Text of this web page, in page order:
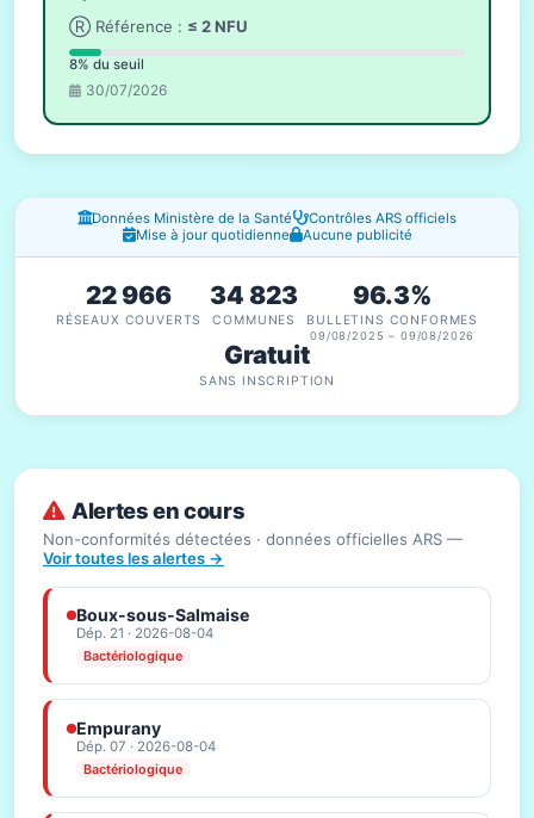
Ⓡ Référence : ≤ 2 NFU
8% du seuil
30/07/2026
Fenêtres d'information
Données Ministère de la Santé
Contrôles ARS officiels
Mise à jour quotidienne
Aucune publicité
22 966
RÉSEAUX COUVERTS
34 823
COMMUNES
96.3%
BULLETINS CONFORMES
09/08/2025 – 09/08/2026
Gratuit
SANS INSCRIPTION
Alertes en cours
Non-conformités détectées · données officielles ARS —
Voir toutes les alertes →
Boux-sous-Salmaise
Dép. 21 · 2026-08-04
Bactériologique
Empurany
Dép. 07 · 2026-08-04
Bactériologique